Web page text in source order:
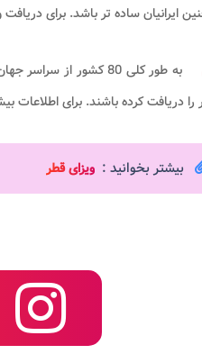
ایرانیان ساده تر باشد. برای دریافت
به طور کلی 80 کشور از سراسر جهان بدون ویزا امکان سفر به
دریافت کرده باشند. برای اطلاعات
بیشتر بخوانید : ویزای قطر